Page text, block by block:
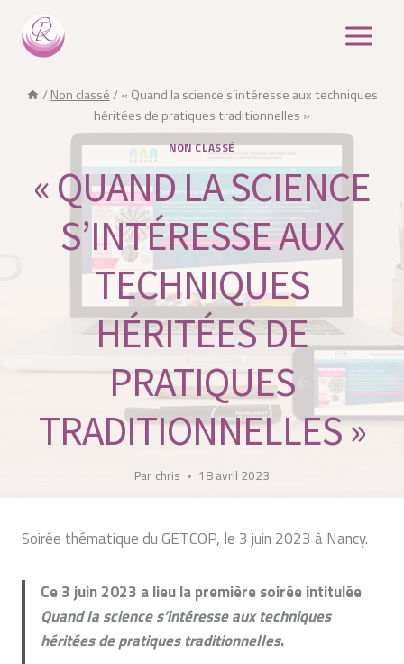
contenu
/Non classé/« Quand la science s’intéresse aux techniques
héritées de pratiques traditionnelles »
NON CLASSÉ
« QUAND LA SCIENCE
S’INTÉRESSE AUX
TECHNIQUES
HÉRITÉES DE
PRATIQUES
TRADITIONNELLES »
Par chris 18 avril 2023
Soirée thématique du GETCOP, le 3 juin 2023 à Nancy.
Ce 3 juin 2023 a lieu la première soirée intitulée
Quand la science s’intéresse aux techniques
héritées de pratiques traditionnelles.